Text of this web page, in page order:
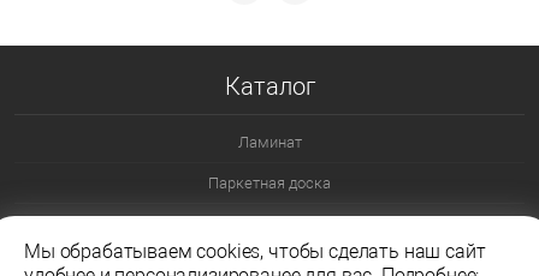
Каталог
Ламинат
Паркетная доска
Ламинат 33 класс
Мы обрабатываем cookies, чтобы сделать наш сайт